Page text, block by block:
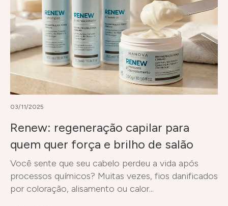
03/11/2025
Renew: regeneração capilar para
quem quer força e brilho de salão
Você sente que seu cabelo perdeu a vida após
processos químicos? Muitas vezes, fios danificados
por coloração, alisamento ou calor...